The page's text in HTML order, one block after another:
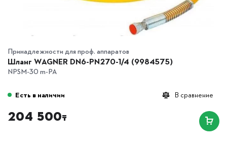
Принадлежности для проф. аппаратов
Шланг WAGNER DN6-PN270-1/4 (9984575)
NPSM-30 m-PA
В сравнение
Есть в наличии
204 500₸